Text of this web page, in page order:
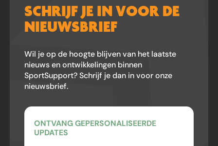
SCHRIJF JE IN VOOR DE
NIEUWSBRIEF
Wil je op de hoogte blijven van het laatste
nieuws en ontwikkelingen binnen
SportSupport? Schrijf je dan in voor onze
nieuwsbrief.
ONTVANG GEPERSONALISEERDE
UPDATES